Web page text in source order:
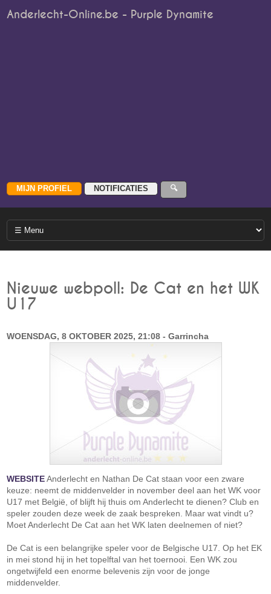
Anderlecht-Online.be - Purple Dynamite
Nieuwe webpoll: De Cat en het WK
U17
WOENSDAG, 8 OKTOBER 2025, 21:08 - Garrincha
WEBSITEAnderlecht en Nathan De Cat staan voor een zware
keuze: neemt de middenvelder in november deel aan het WK voor
U17 met België, of blijft hij thuis om Anderlecht te dienen? Club en
speler zouden deze week de zaak bespreken. Maar wat vindt u?
Moet Anderlecht De Cat aan het WK laten deelnemen of niet?
De Cat is een belangrijke speler voor de Belgische U17. Op het EK
in mei stond hij in het topelftal van het toernooi. Een WK zou
ongetwijfeld een enorme belevenis zijn voor de jonge
middenvelder.